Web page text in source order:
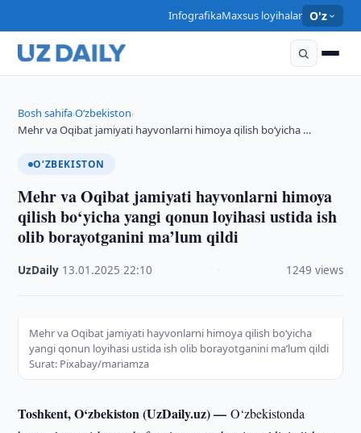
InfografikaMaxsus loyihalar O'z
Bosh sahifa›O‘zbekiston›
Mehr va Oqibat jamiyati hayvonlarni himoya qilish bo‘yicha …
O‘ZBEKISTON
Mehr va Oqibat jamiyati hayvonlarni himoya
qilish bo‘yicha yangi qonun loyihasi ustida ish
olib borayotganini ma’lum qildi
UzDaily 13.01.2025 ·22:10 1249 views
Mehr va Oqibat jamiyati hayvonlarni himoya qilish bo‘yicha
yangi qonun loyihasi ustida ish olib borayotganini ma’lum qildi
Surat: Pixabay/mariamza
Toshkent, O‘zbekiston (UzDaily.uz) —O‘zbekistonda